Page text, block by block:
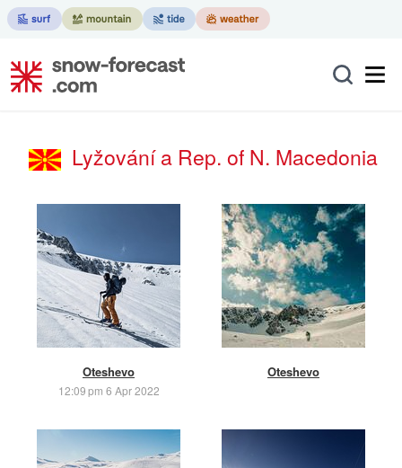
Lyžování a Rep. of N. Macedonia
Oteshevo
12:09 pm 6 Apr 2022
Oteshevo